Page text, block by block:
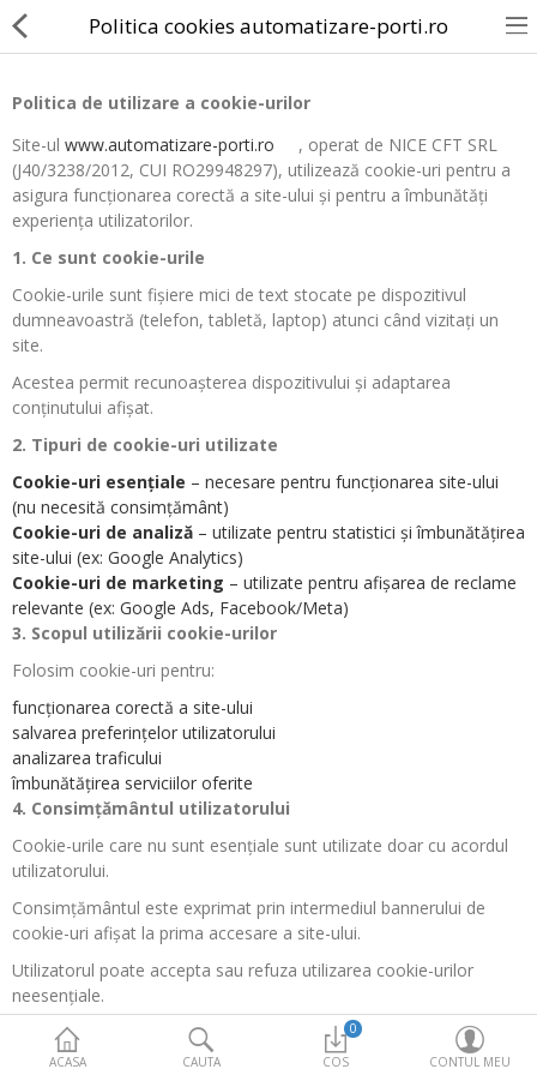
Porti Batante
Porti Culisante
Bariere Auto
Automatizare usi garaj
Telecomenzi porti
Automatizare Rulouri Ext
Automatizare Grilaje Metalice
Accesorii/Piese de Schimb
Feronerie Autoportanta
Promotii
Compara
ACASA CAUTA
0
COS
CONTUL MEU
Politica cookies automatizare-porti.ro
Politica de utilizare a cookie-urilor
Site-ul www.automatizare-porti.ro
, operat de NICE CFT SRL
(J40/3238/2012, CUI RO29948297), utilizează cookie-uri pentru a
asigura funcționarea corectă a site-ului și pentru a îmbunătăți
experiența utilizatorilor.
1. Ce sunt cookie-urile
Cookie-urile sunt fișiere mici de text stocate pe dispozitivul
dumneavoastră (telefon, tabletă, laptop) atunci când vizitați un
site.
Acestea permit recunoașterea dispozitivului și adaptarea
conținutului afișat.
2. Tipuri de cookie-uri utilizate
Cookie-uri esențiale – necesare pentru funcționarea site-ului
(nu necesită consimțământ)
Cookie-uri de analiză – utilizate pentru statistici și îmbunătățirea
site-ului (ex: Google Analytics)
Cookie-uri de marketing – utilizate pentru afișarea de reclame
relevante (ex: Google Ads, Facebook/Meta)
3. Scopul utilizării cookie-urilor
Folosim cookie-uri pentru:
funcționarea corectă a site-ului
salvarea preferințelor utilizatorului
analizarea traficului
îmbunătățirea serviciilor oferite
4. Consimțământul utilizatorului
Cookie-urile care nu sunt esențiale sunt utilizate doar cu acordul
utilizatorului.
Consimțământul este exprimat prin intermediul bannerului de
cookie-uri afișat la prima accesare a site-ului.
Utilizatorul poate accepta sau refuza utilizarea cookie-urilor
neesențiale.
5. Controlul cookie-urilor
Utilizatorul poate modifica sau șterge cookie-urile din setările